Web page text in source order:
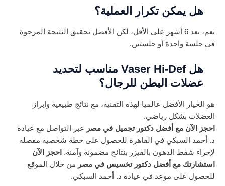
هل يمكن تكرار العملية؟
نعم، بعد 6 أشهر على الأقل، لكن الأفضل تحقيق النتيجة المرجوة
في جلسة واحدة أو جلستين.
هل Vaser Hi-Def مناسب لتحديد
عضلات البطن للرجال؟
هو الخيار الأفضل عالميا لهذه التقنية، مع نتائج طبيعية وإبراز
العضلات بشكل رياضي.
احجز الآن مع أفضل دكتور تجميل في مصر عبر التواصل مع عيادة
د. أحمد السبكي في القاهرة للحصول على خطة شخصية مفصلة
لإجراء شفط الدهون بالفيزر بنتائج مضمونة وآمنة. احجز الآن
استشارتك مع أفضل دكتور تخسيس في مصر من خلال الموقع
للحصول على موعد في عيادة د. أحمد السبكي.